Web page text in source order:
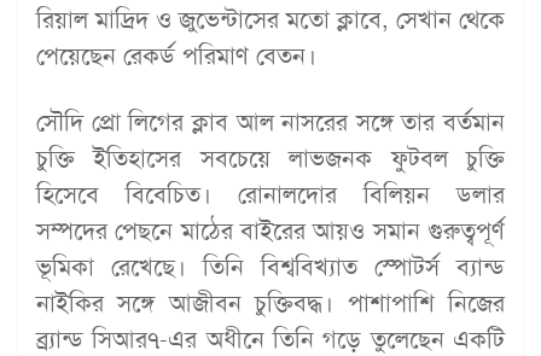
রিয়াল মাদ্রিদ ও জুভেন্টাসের মতো ক্লাবে, সেখান থেকে
পেয়েছেন রেকর্ড পরিমাণ বেতন।
সৌদি প্রো লিগের ক্লাব আল নাসরের সঙ্গে তার বর্তমান
চুক্তি ইতিহাসের সবচেয়ে লাভজনক ফুটবল চুক্তি
হিসেবে বিবেচিত। রোনালদোর বিলিয়ন ডলার
সম্পদের পেছনে মাঠের বাইরের আয়ও সমান গুরুত্বপূর্ণ
ভূমিকা রেখেছে। তিনি বিশ্ববিখ্যাত স্পোটর্স ব্যান্ড
নাইকির সঙ্গে আজীবন চুক্তিবদ্ধ। পাশাপাশি নিজের
ব্র্যান্ড সিআর৭-এর অধীনে তিনি গড়ে তুলেছেন একটি